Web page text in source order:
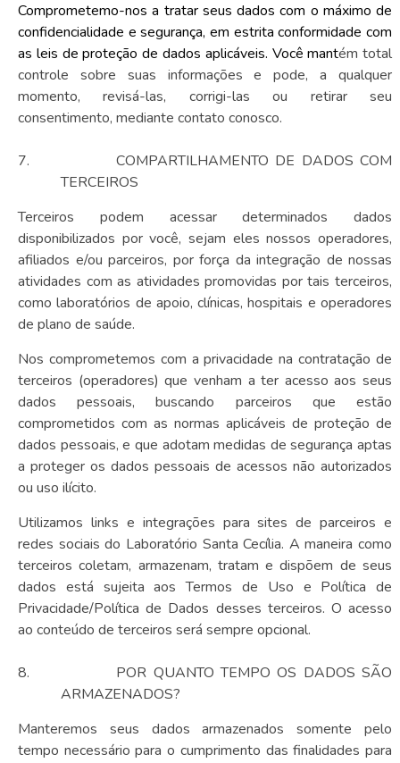
Comprometemo-nos a tratar seus dados com o máximo de
confidencialidade e segurança, em estrita conformidade com
as leis de proteção de dados aplicáveis. Você mantém total
controle sobre suas informações e pode, a qualquer
momento, revisá-las, corrigi-las ou retirar seu
consentimento, mediante contato conosco.
7.
COMPARTILHAMENTO DE DADOS COM
TERCEIROS
Terceiros podem acessar determinados dados
disponibilizados por você, sejam eles nossos operadores,
afiliados e/ou parceiros, por força da integração de nossas
atividades com as atividades promovidas por tais terceiros,
como laboratórios de apoio, clínicas, hospitais e operadores
de plano de saúde.
Nos comprometemos com a privacidade na contratação de
terceiros (operadores) que venham a ter acesso aos seus
dados pessoais, buscando parceiros que estão
comprometidos com as normas aplicáveis de proteção de
dados pessoais, e que adotam medidas de segurança aptas
a proteger os dados pessoais de acessos não autorizados
ou uso ilícito.
Utilizamos links e integrações para sites de parceiros e
redes sociais do Laboratório Santa Cecília. A maneira como
terceiros coletam, armazenam, tratam e dispõem de seus
dados está sujeita aos Termos de Uso e Política de
Privacidade/Política de Dados desses terceiros. O acesso
ao conteúdo de terceiros será sempre opcional.
8.
POR QUANTO TEMPO OS DADOS SÃO
ARMAZENADOS?
Manteremos seus dados armazenados somente pelo
tempo necessário para o cumprimento das finalidades para